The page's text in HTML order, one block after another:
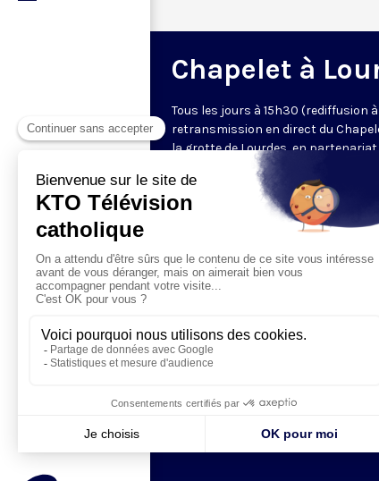
Chapelet à
Tous les jours à 15h30 (rediffusion
retransmission en direct du
la grotte de Lourdes, en partenariat
Sanctuaires. Chaque jour, l'une des
méditations des mystères du
proposée en communion de prière
Visiter la page de l'émission